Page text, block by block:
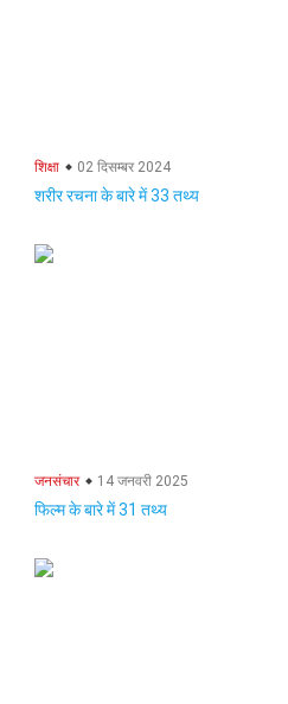
शिक्षा 02 दिसम्बर 2024
शरीर रचना के बारे में 33 तथ्य
जनसंचार 14 जनवरी 2025
फिल्म के बारे में 31 तथ्य